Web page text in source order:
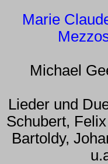
Marie
Michael
Lieder und
Schubert,
Bartoldy,